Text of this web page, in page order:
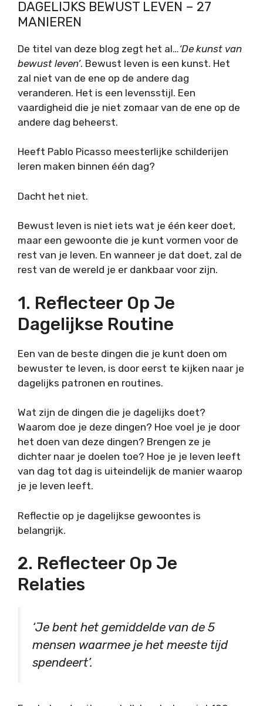
DAGELIJKS BEWUST LEVEN – 27
MANIEREN
De titel van deze blog zegt het al…‘De kunst van
bewust leven’. Bewust leven is een kunst. Het
zal niet van de ene op de andere dag
veranderen. Het is een levensstijl. Een
vaardigheid die je niet zomaar van de ene op de
andere dag beheerst.
Heeft Pablo Picasso meesterlijke schilderijen
leren maken binnen één dag?
Dacht het niet.
Bewust leven is niet iets wat je één keer doet,
maar een gewoonte die je kunt vormen voor de
rest van je leven. En wanneer je dat doet, zal de
rest van de wereld je er dankbaar voor zijn.
1. Reflecteer Op Je
Dagelijkse Routine
Een van de beste dingen die je kunt doen om
bewuster te leven, is door eerst te kijken naar je
dagelijks patronen en routines.
Wat zijn de dingen die je dagelijks doet?
Waarom doe je deze dingen? Hoe voel je je door
het doen van deze dingen? Brengen ze je
dichter naar je doelen toe? Hoe je je leven leeft
van dag tot dag is uiteindelijk de manier waarop
je je leven leeft.
Reflectie op je dagelijkse gewoontes is
belangrijk.
2. Reflecteer Op Je
Relaties
‘Je bent het gemiddelde van de 5
mensen waarmee je het meeste tijd
spendeert’.